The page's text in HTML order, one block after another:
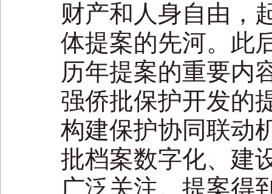
财产和人身自由，
体提案的先河。此
历年提案的重要内
强侨批保护开发的
构建保护协同联动
批档案数字化、建
广泛关注。提案得